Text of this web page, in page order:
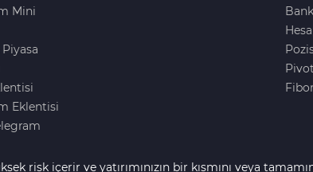
Mini
Eklentisi
risk içerir ve yatırımınızın bir kısmını veya